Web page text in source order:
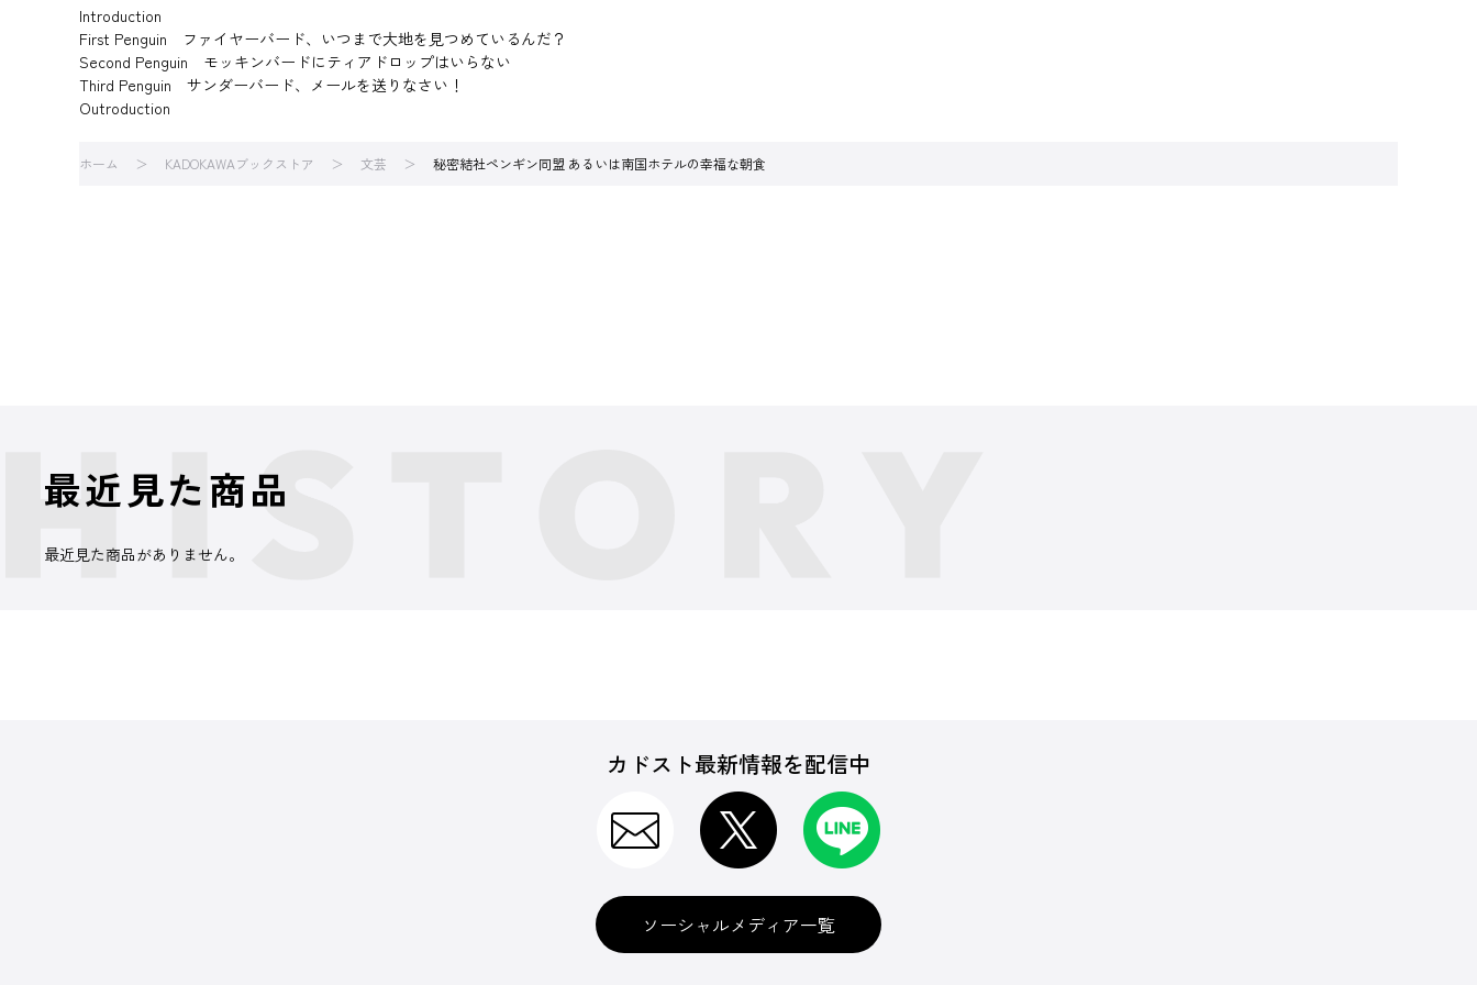
Introduction
First Penguin ファイヤーバード、いつまで大地を見つめているんだ？
Second Penguin モッキンバードにティアドロップはいらない
Third Penguin サンダーバード、メールを送りなさい！
Outroduction
ホーム KADOKAWAブックストア 文芸 秘密結社ペンギン同盟 あるいは南国ホテルの幸福な朝食
最近見た商品
最近見た商品がありません。
カドスト最新情報を配信中
ソーシャルメディア一覧